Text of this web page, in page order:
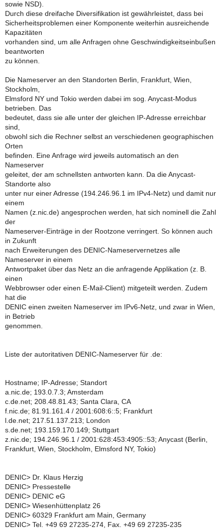
sowie NSD).
Durch diese dreifache Diversifikation ist gewährleistet, dass bei
Sicherheitsproblemen einer Komponente weiterhin ausreichende
Kapazitäten
vorhanden sind, um alle Anfragen ohne Geschwindigkeitseinbußen
beantworten
zu können.
Die Nameserver an den Standorten Berlin, Frankfurt, Wien,
Stockholm,
Elmsford NY und Tokio werden dabei im sog. Anycast-Modus
betrieben. Das
bedeutet, dass sie alle unter der gleichen IP-Adresse erreichbar
sind,
obwohl sich die Rechner selbst an verschiedenen geographischen
Orten
befinden. Eine Anfrage wird jeweils automatisch an den
Nameserver
geleitet, der am schnellsten antworten kann. Da die Anycast-
Standorte also
unter nur einer Adresse (194.246.96.1 im IPv4-Netz) und damit nur
einem
Namen (z.nic.de) angesprochen werden, hat sich nominell die Zahl
der
Nameserver-Einträge in der Rootzone verringert. So können auch
in Zukunft
nach Erweiterungen des DENIC-Nameservernetzes alle
Nameserver in einem
Antwortpaket über das Netz an die anfragende Applikation (z. B.
einen
Webbrowser oder einen E-Mail-Client) mitgeteilt werden. Zudem
hat die
DENIC einen zweiten Nameserver im IPv6-Netz, und zwar in Wien,
in Betrieb
genommen.
Liste der autoritativen DENIC-Nameserver für .de:
Hostname; IP-Adresse; Standort
a.nic.de; 193.0.7.3; Amsterdam
c.de.net; 208.48.81.43; Santa Clara, CA
f.nic.de; 81.91.161.4 / 2001:608:6::5; Frankfurt
l.de.net; 217.51.137.213; London
s.de.net; 193.159.170.149; Stuttgart
z.nic.de; 194.246.96.1 / 2001:628:453:4905::53; Anycast (Berlin,
Frankfurt, Wien, Stockholm, Elmsford NY, Tokio)
DENIC> Dr. Klaus Herzig
DENIC> Pressestelle
DENIC> DENIC eG
DENIC> Wiesenhüttenplatz 26
DENIC> 60329 Frankfurt am Main, Germany
DENIC> Tel. +49 69 27235-274, Fax. +49 69 27235-235